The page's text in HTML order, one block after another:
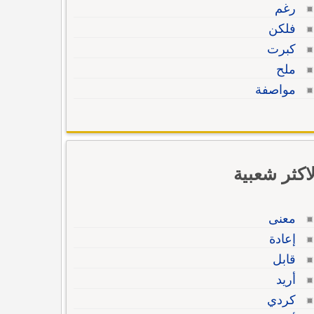
رغم
فلكن
كبرت
ملح
مواصفة
شعبية
معنى
إعادة
قابل
أريد
كردي